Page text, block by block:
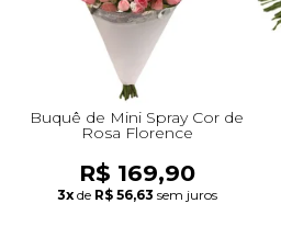
Buquê de Mini Spray Cor de
Rosa Florence
R$ 169,90
3x de R$ 56,63 sem juros